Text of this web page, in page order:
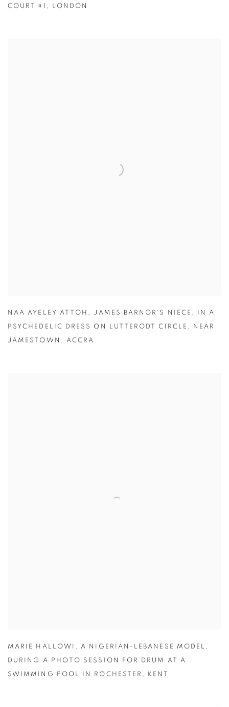
COURT #1 , LONDON
NAA AYELEY ATTOH , JAMES BARNOR’S NIECE , IN A
PSYCHEDELIC DRESS ON LUTTERODT CIRCLE , NEAR
JAMESTOWN , ACCRA
MARIE HALLOWI , A NIGERIAN-LEBANESE MODEL ,
DURING A PHOTO SESSION FOR DRUM AT A
SWIMMING POOL IN ROCHESTER , KENT